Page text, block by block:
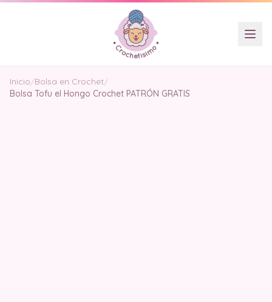
Inicio/Bolsa en Crochet/
Bolsa Tofu el Hongo Crochet PATRÓN GRATIS